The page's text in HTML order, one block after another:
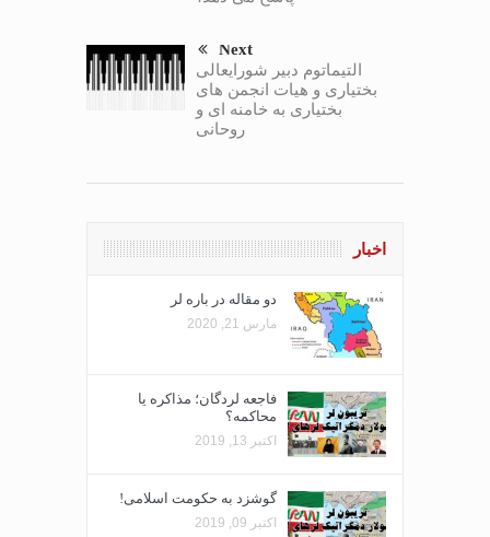
Next
التیماتوم دبیر شورایعالی
بختیاری و هیات انجمن های
بختیاری به خامنه ای و
روحانی
اخبار
دو مقاله در باره لر
مارس 21, 2020
فاجعه لردگان؛ مذاکره یا
محاکمه؟
اکتبر 13, 2019
گوشزد به حکومت اسلامی!
اکتبر 09, 2019